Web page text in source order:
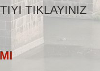
TIKLAYINIZ